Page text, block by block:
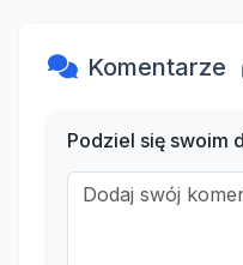
Komentarze
Podziel się swoim